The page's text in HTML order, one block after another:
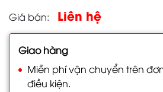
Giá bán
Liên hệ
Giao hàng
Miễn phí vận chuyển trên
điều kiện.